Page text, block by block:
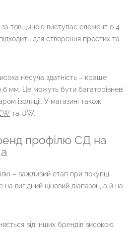
товщиною виступає елемент 0,4
для створення простих та
несуча здатність – краще
мм. Це можуть бути багаторівневі
ізоляції. У магазині також
та UW.
профілю СД на
– важливий етап при покупці.
вигідний ціновий діапазон, а й на
від інших брендів високою